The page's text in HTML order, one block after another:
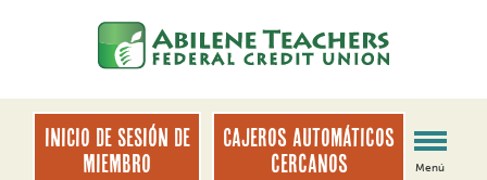
de
sesión
INICIO DE SESIÓN DE
MIEMBRO
Cajeros automáticos
cercanos
Menú